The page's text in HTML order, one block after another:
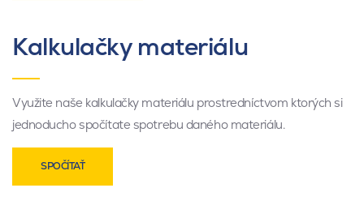
Kalkulačky materiálu
Využite naše kalkulačky materiálu prostredníctvom ktorých si
jednoducho spočítate spotrebu daného materiálu.
SPOČÍTAŤ